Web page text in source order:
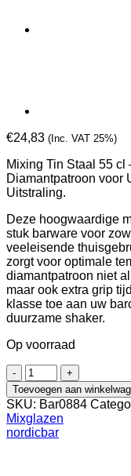
€24,83 (Inc. VAT 25%)
Mixing Tin Staal 55
Diamantpatroon voor
Uitstraling.
Deze hoogwaardige
stuk barware voor
veeleisende
zorgt voor optimale
diamantpatroon niet
maar ook extra grip
klasse toe aan uw
duurzame shaker.
Op voorraad
Mengbeker
van
roestvrij
staal
met
dubbele
Toevoegen aan
SKU: Bar0884
Mixglazen
nordicbar